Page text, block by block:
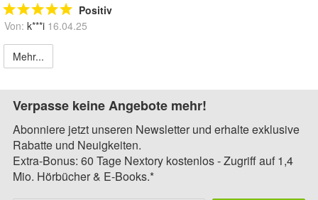
Positiv
Von: k***i 16.04.25
Mehr...
Verpasse keine Angebote mehr!
Abonniere jetzt unseren Newsletter und erhalte exklusive
Rabatte und Neuigkeiten.
Extra-Bonus: 60 Tage Nextory kostenlos - Zugriff auf 1,4
Mio. Hörbücher & E-Books.*